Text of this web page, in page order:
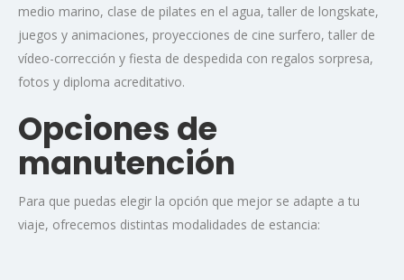
medio marino, clase de pilates en el agua, taller de longskate,
juegos y animaciones, proyecciones de cine surfero, taller de
vídeo-corrección y fiesta de despedida con regalos sorpresa,
fotos y diploma acreditativo.
Opciones de
manutención
Para que puedas elegir la opción que mejor se adapte a tu
viaje, ofrecemos distintas modalidades de estancia: